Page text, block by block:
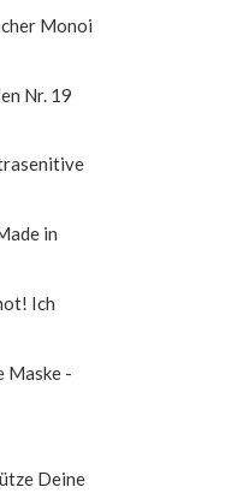
Monoi
Nr. 19
in
Ich
Maske -
Deine